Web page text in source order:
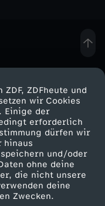
ZDFheute und
wir Cookies
Einige der
erforderlich
dürfen wir
hinaus
und/oder
ohne deine
die nicht unsere
deine
Zwecken.
zum ZDF